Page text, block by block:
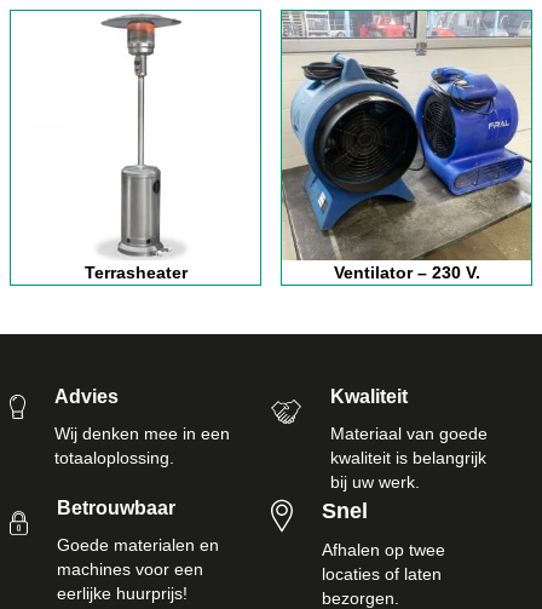
Terrasheater Ventilator – 230 V.
Advies
Wij denken mee in een
totaaloplossing.
Kwaliteit
Materiaal van goede
kwaliteit is belangrijk
bij uw werk.
Betrouwbaar
Goede materialen en
machines voor een
eerlijke huurprijs!
Snel
Afhalen op twee
locaties of laten
bezorgen.